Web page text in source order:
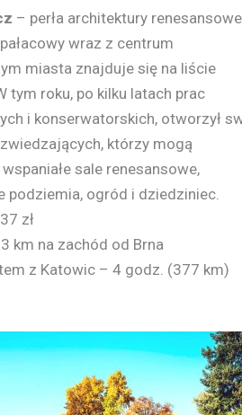
– perła architektury
wraz z centrum
miasta znajduje się na liście
tym roku, po kilku latach prac
i konserwatorskich, otworzył
którzy mogą
sale renesansowe,
podziemia, ogród i dziedziniec.
zł
km na zachód od Brna
z Katowic – 4 godz. (377 km)